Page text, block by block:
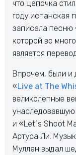
что цепочка
году испанская
записала песню
которой во
является
Впрочем, были и
«Live at The
великолепные
и «Let`s Shoot
Артура Ли.
Муллен выдал